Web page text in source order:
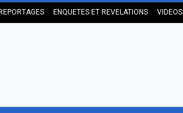
REPORTAGES ENQUETES ET REVELATIONS VIDEOS